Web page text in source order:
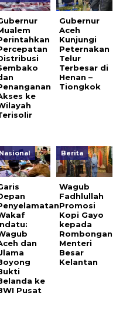
ke
Gubernur
Aceh
Kunjungi
Peternakan
Telur
Terbesar di
Henan –
Tiongkok
dan
ke
Pusat
Berita
Wagub
Fadhlullah
Promosi
Kopi Gayo
kepada
Rombongan
Menteri
Besar
Kelantan